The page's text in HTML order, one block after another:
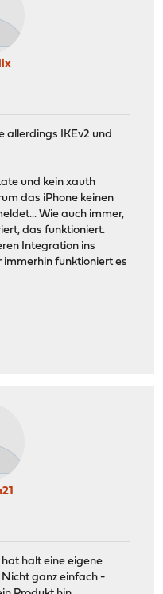
allerdings IKEv2 und
und kein xauth
das iPhone keinen
Wie auch immer,
das funktioniert.
Integration ins
immerhin funktioniert es
halt eine eigene
ganz einfach -